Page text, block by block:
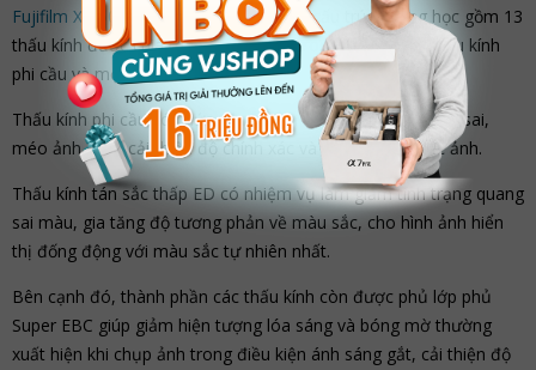
Fujifilm XC 50-230mm f/4.5-6.7 OIScó cấu trúc quang học gồm 13
thấu kính được chia thành 10 nhóm, trong đó có một thấu kính
phi cầu và một thấu kính ED.
Thấu kính phi cầu có chức năng kiểm soát hiện tượng cầu sai,
méo ảnh, giúp cải thiện độ chính xác và sắc nét của bức ảnh.
Thấu kính tán sắc thấp ED có nhiệm vụ làm giảm tình trạng quang
sai màu, gia tăng độ tương phản về màu sắc, cho hình ảnh hiển
thị đống động với màu sắc tự nhiên nhất.
Bên cạnh đó, thành phần các thấu kính còn được phủ lớp phủ
Super EBC giúp giảm hiện tượng lóa sáng và bóng mờ thường
xuất hiện khi chụp ảnh trong điều kiện ánh sáng gắt, cải thiện độ